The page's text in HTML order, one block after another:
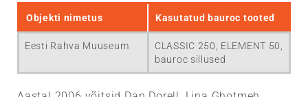
CLASSIC 3MPa
HARD 5MPa
UNIVERSAL
vaheseinaplaadid
ELEMENT
U-PLOKID
SILLUSED
Silikaatplokid silroc 180
Silikaatplokid silroc 250
Energiaklassi kalkulaator
Liginullenergiamajad
Passiivmaja välissein
näitajad
Heliisolatsioon
Plokkseinte
projekteerimine
Müüritise arvutamine
Transport ja ladustamine
Paigaldusjuhendid
Plokkide paigaldus
Edasimüüjad
Ettevõttest
Objekti nimetus Kasutatud bauroc tooted
Eesti Rahva Muuseum
CLASSIC 250, ELEMENT 50,
bauroc sillused